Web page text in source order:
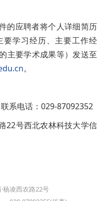
的应聘者将个人详细简历
要学习经历、主要工作经
主要学术成果等）发送至
。
系电话：029-87092352
22号西北农林科技大学信
杨凌西农路22号